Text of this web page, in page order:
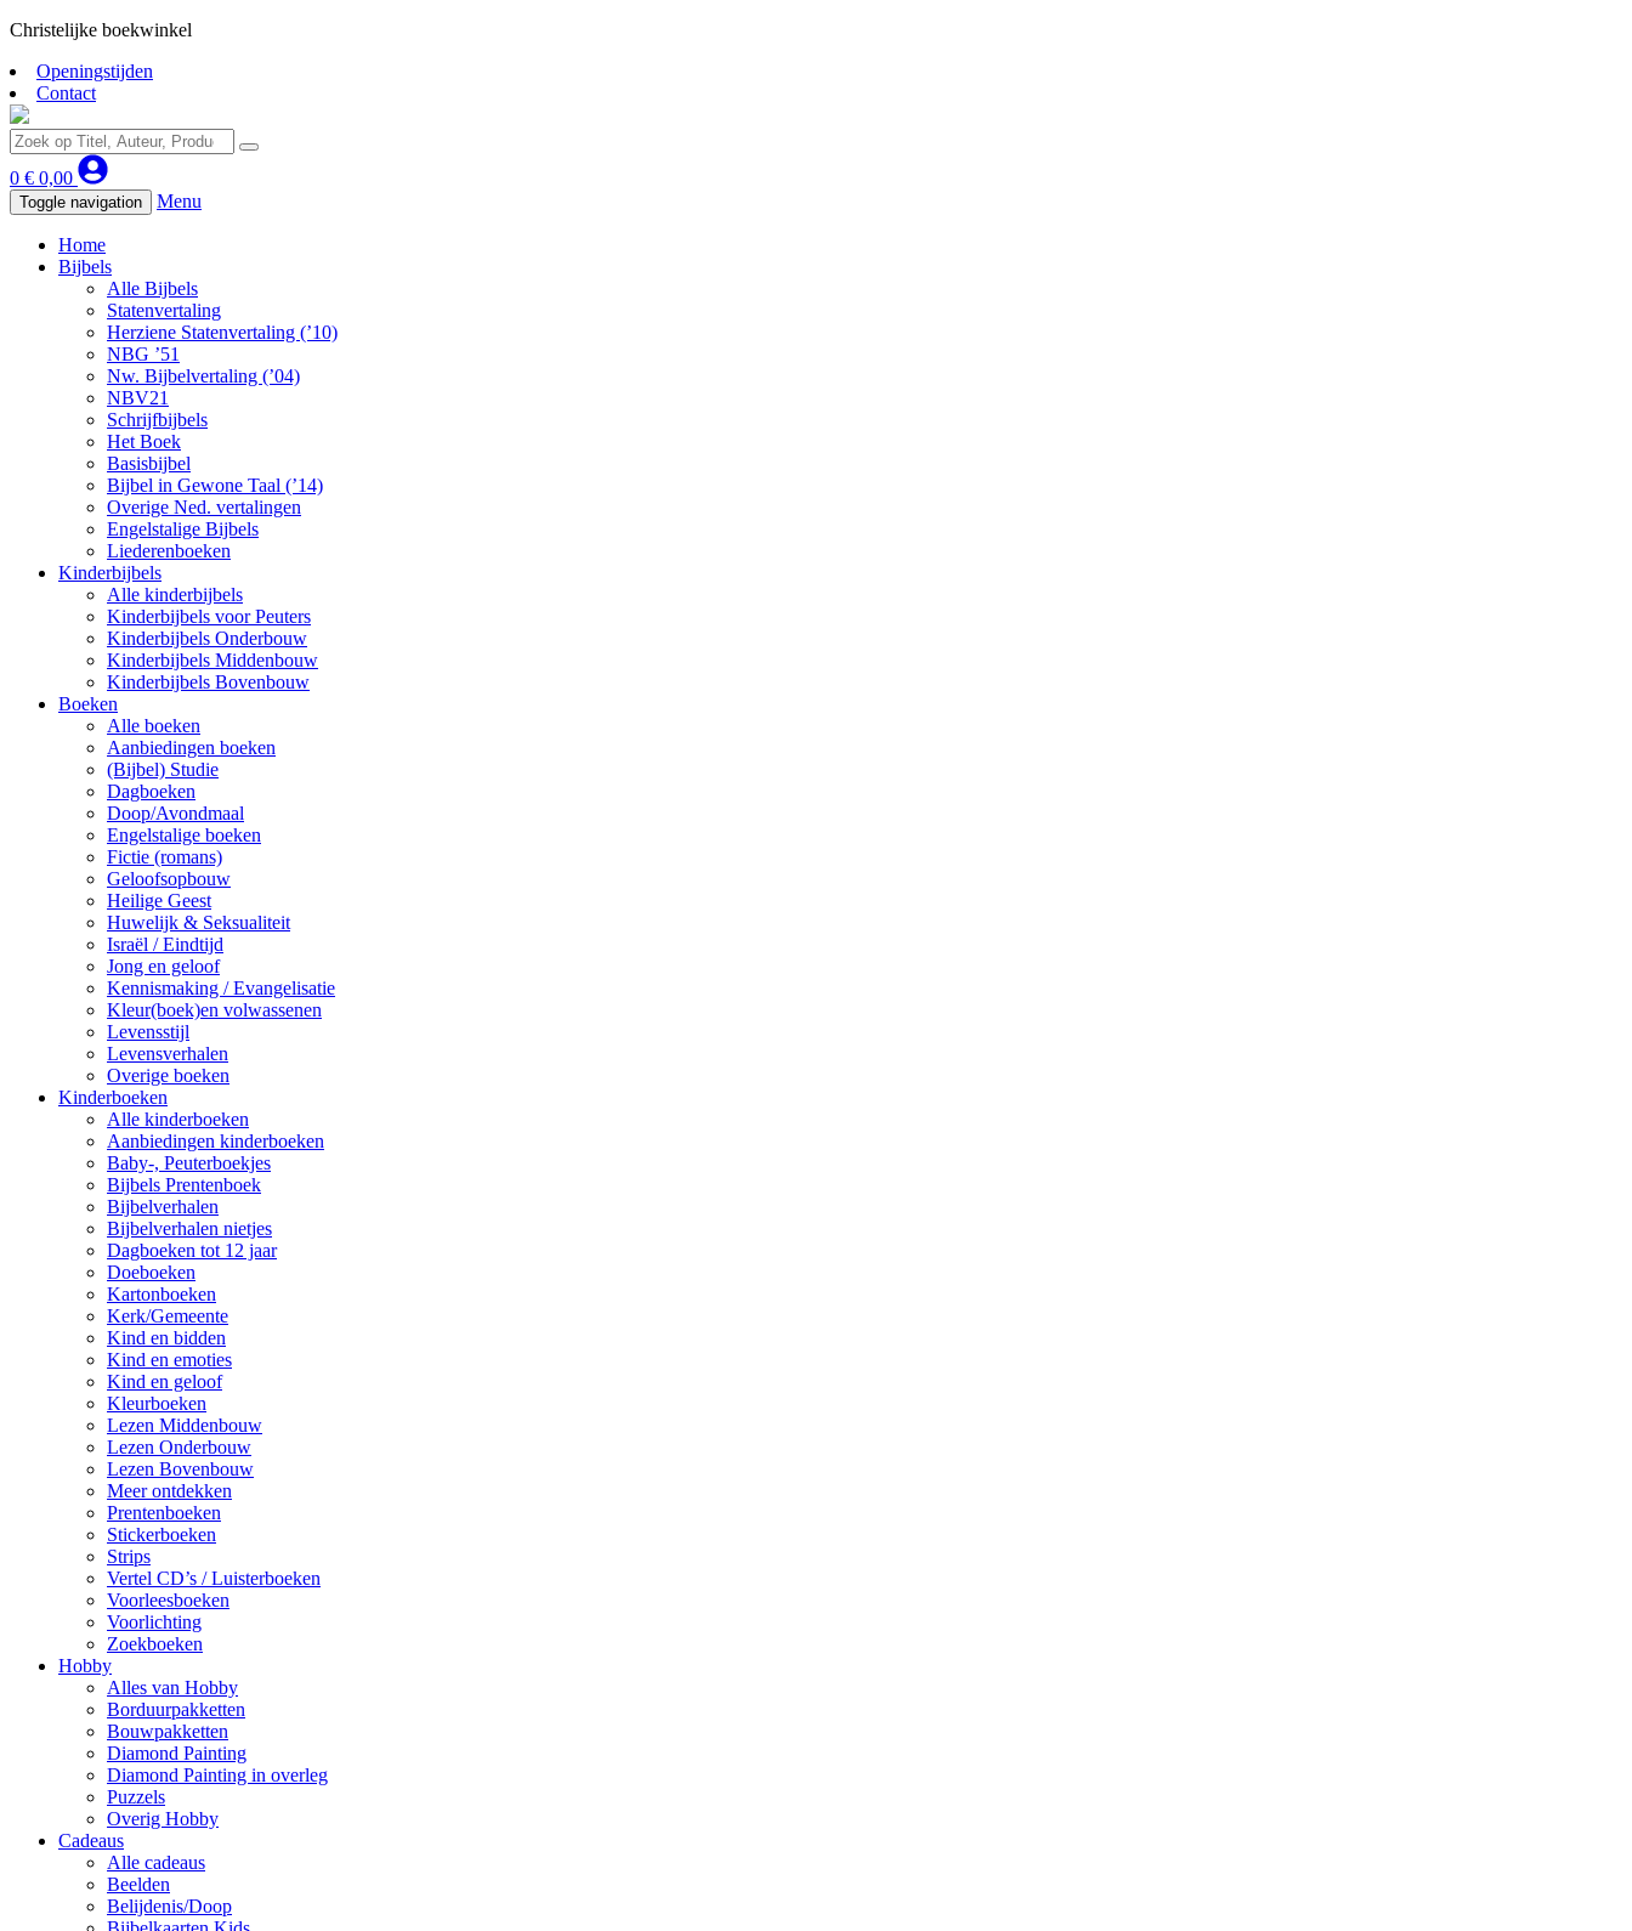
Christelijke boekwinkel
Openingstijden
Contact
0 € 0,00
Toggle navigation Menu
Home
Bijbels
Alle Bijbels
Statenvertaling
Herziene Statenvertaling (’10)
NBG ’51
Nw. Bijbelvertaling (’04)
NBV21
Schrijfbijbels
Het Boek
Basisbijbel
Bijbel in Gewone Taal (’14)
Overige Ned. vertalingen
Engelstalige Bijbels
Liederenboeken
Kinderbijbels
Alle kinderbijbels
Kinderbijbels voor Peuters
Kinderbijbels Onderbouw
Kinderbijbels Middenbouw
Kinderbijbels Bovenbouw
Boeken
Alle boeken
Aanbiedingen boeken
(Bijbel) Studie
Dagboeken
Doop/Avondmaal
Engelstalige boeken
Fictie (romans)
Geloofsopbouw
Heilige Geest
Huwelijk & Seksualiteit
Israël / Eindtijd
Jong en geloof
Kennismaking / Evangelisatie
Kleur(boek)en volwassenen
Levensstijl
Levensverhalen
Overige boeken
Kinderboeken
Alle kinderboeken
Aanbiedingen kinderboeken
Baby-, Peuterboekjes
Bijbels Prentenboek
Bijbelverhalen
Bijbelverhalen nietjes
Dagboeken tot 12 jaar
Doeboeken
Kartonboeken
Kerk/Gemeente
Kind en bidden
Kind en emoties
Kind en geloof
Kleurboeken
Lezen Middenbouw
Lezen Onderbouw
Lezen Bovenbouw
Meer ontdekken
Prentenboeken
Stickerboeken
Strips
Vertel CD’s / Luisterboeken
Voorleesboeken
Voorlichting
Zoekboeken
Hobby
Alles van Hobby
Borduurpakketten
Bouwpakketten
Diamond Painting
Diamond Painting in overleg
Puzzels
Overig Hobby
Cadeaus
Alle cadeaus
Beelden
Belijdenis/Doop